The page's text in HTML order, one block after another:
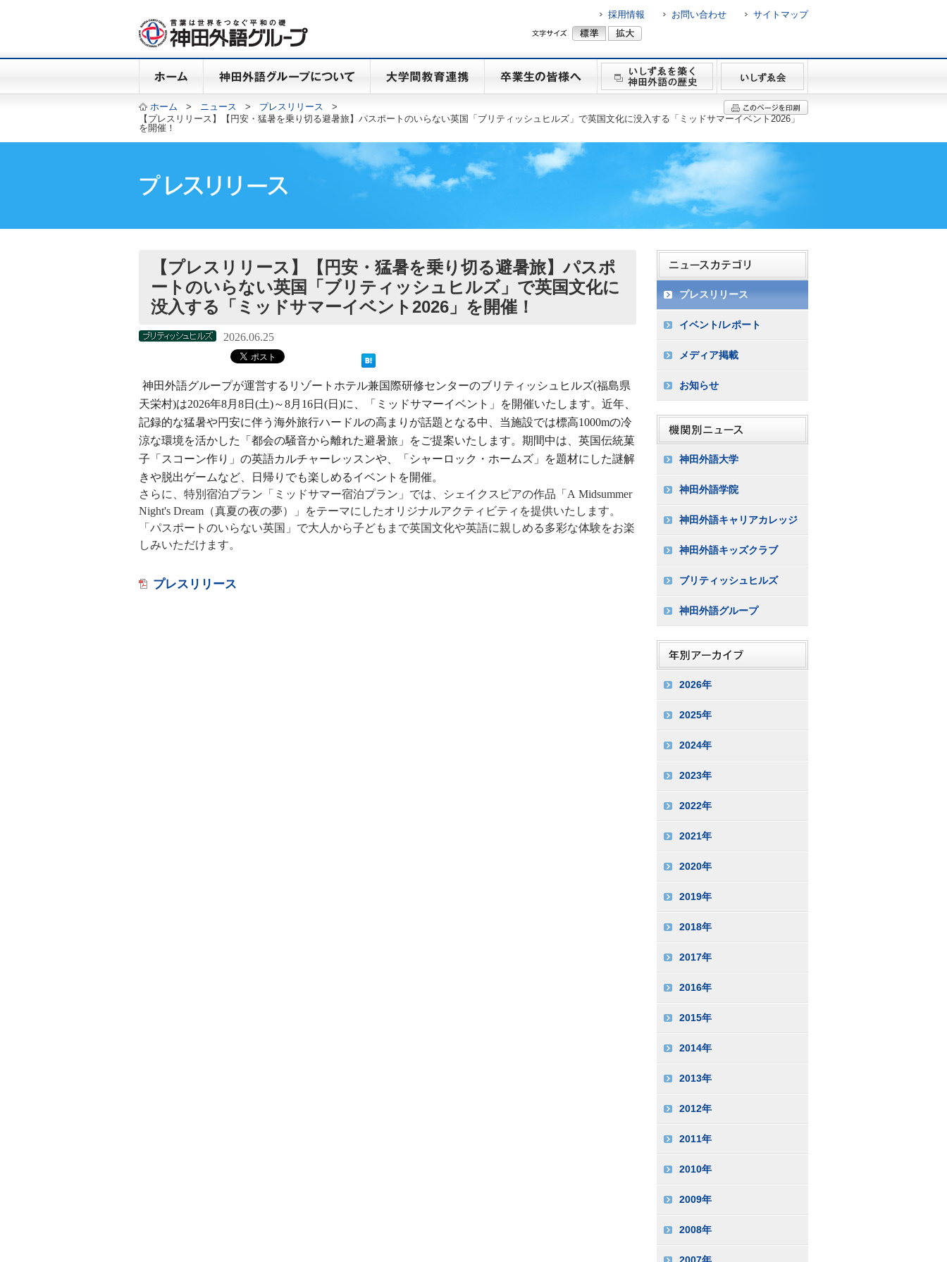
採用情報 お問い合わせ サイトマップ
ホーム > ニュース > プレスリリース
>
【プレスリリース】【円安・猛暑を乗り切る避暑旅】パスポートのいらない英国「ブリティッシュヒルズ」で英国文化に没入する「ミッドサマーイベント2026」
を開催！
【プレスリリース】【円安・猛暑を乗り切る避暑旅】パスポ
ートのいらない英国「ブリティッシュヒルズ」で英国文化に
没入する「ミッドサマーイベント2026」を開催！
2026.06.25
神田外語グループが運営するリゾートホテル兼国際研修センターのブリティッシュヒルズ(福島県
天栄村)は2026年8月8日(土)～8月16日(日)に、「ミッドサマーイベント」を開催いたします。近年、
記録的な猛暑や円安に伴う海外旅行ハードルの高まりが話題となる中、当施設では標高1000mの冷
涼な環境を活かした「都会の騒音から離れた避暑旅」をご提案いたします。期間中は、英国伝統菓
子「スコーン作り」の英語カルチャーレッスンや、「シャーロック・ホームズ」を題材にした謎解
きや脱出ゲームなど、日帰りでも楽しめるイベントを開催。
さらに、特別宿泊プラン「ミッドサマー宿泊プラン」では、シェイクスピアの作品「A Midsummer
Night's Dream（真夏の夜の夢）」をテーマにしたオリジナルアクティビティを提供いたします。
「パスポートのいらない英国」で大人から子どもまで英国文化や英語に親しめる多彩な体験をお楽
しみいただけます。
プレスリリース
プレスリリース
イベント/レポート
メディア掲載
お知らせ
神田外語大学
神田外語学院
神田外語キャリアカレッジ
神田外語キッズクラブ
ブリティッシュヒルズ
神田外語グループ
2026年
2025年
2024年
2023年
2022年
2021年
2020年
2019年
2018年
2017年
2016年
2015年
2014年
2013年
2012年
2011年
2010年
2009年
2008年